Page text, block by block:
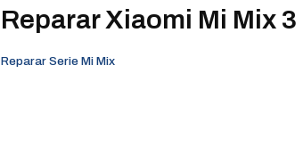
Reparar Xiaomi Mi Mix 3
Reparar Serie Mi Mix